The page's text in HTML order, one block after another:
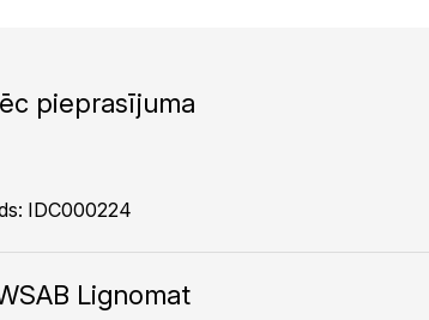
pieprasījuma
IDC000224
Lignomat